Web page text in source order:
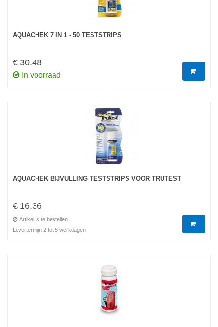
AQUACHEK 7 IN 1 - 50 TESTSTRIPS
€ 30.48
In voorraad
AQUACHEK BIJVULLING TESTSTRIPS VOOR TRUTEST
€ 16.36
Artikel is te bestellen
Levertermijn 2 tot 5 werkdagen